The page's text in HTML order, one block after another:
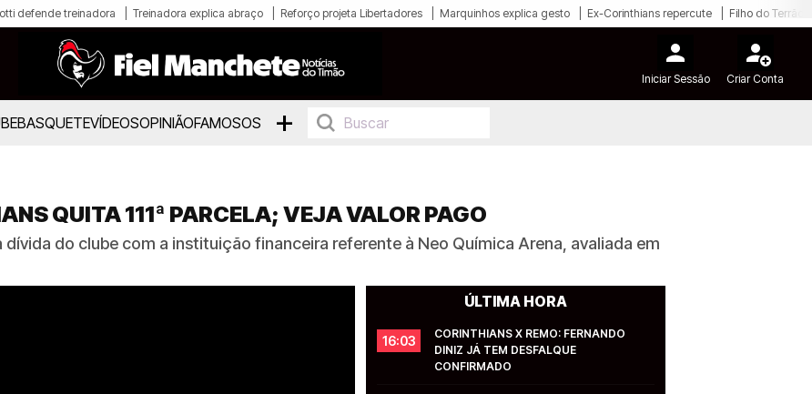
defende treinadora Treinadora explica abraço Reforço projeta Libertadores Marquinhos explica gesto Ex-Corinthians repercute Filho do Terrão
Iniciar Sessão Criar Conta
BASQUETEVÍDEOSOPINIÃOFAMOSOS +
QUITA 111ª PARCELA; VEJA VALOR PAGO
do clube com a instituição financeira referente à Neo Química Arena, avaliada em
ÚLTIMA HORA
16:03
CORINTHIANS X REMO: FERNANDO
DINIZ JÁ TEM DESFALQUE
CONFIRMADO